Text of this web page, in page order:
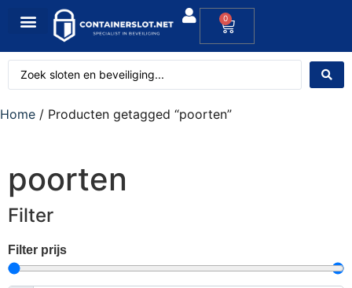
0
Home / Producten getagged “poorten”
poorten
Filter
Filter prijs